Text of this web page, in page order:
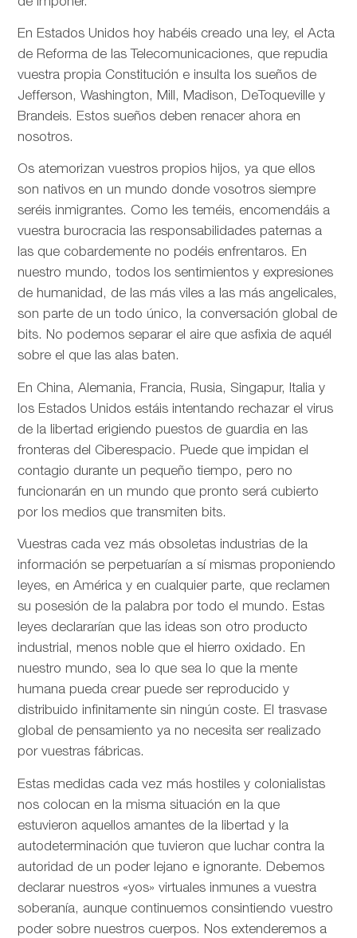
En Estados Unidos hoy habéis creado una ley, el Acta
de Reforma de las Telecomunicaciones, que repudia
vuestra propia Constitución e insulta los sueños de
Jefferson, Washington, Mill, Madison, DeToqueville y
Brandeis. Estos sueños deben renacer ahora en
nosotros.
Os atemorizan vuestros propios hijos, ya que ellos
son nativos en un mundo donde vosotros siempre
seréis inmigrantes. Como les teméis, encomendáis a
vuestra burocracia las responsabilidades paternas a
las que cobardemente no podéis enfrentaros. En
nuestro mundo, todos los sentimientos y expresiones
de humanidad, de las más viles a las más angelicales,
son parte de un todo único, la conversación global de
bits. No podemos separar el aire que asfixia de aquél
sobre el que las alas baten.
En China, Alemania, Francia, Rusia, Singapur, Italia y
los Estados Unidos estáis intentando rechazar el virus
de la libertad erigiendo puestos de guardia en las
fronteras del Ciberespacio. Puede que impidan el
contagio durante un pequeño tiempo, pero no
funcionarán en un mundo que pronto será cubierto
por los medios que transmiten bits.
Vuestras cada vez más obsoletas industrias de la
información se perpetuarían a sí mismas proponiendo
leyes, en América y en cualquier parte, que reclamen
su posesión de la palabra por todo el mundo. Estas
leyes declararían que las ideas son otro producto
industrial, menos noble que el hierro oxidado. En
nuestro mundo, sea lo que sea lo que la mente
humana pueda crear puede ser reproducido y
distribuido infinitamente sin ningún coste. El trasvase
global de pensamiento ya no necesita ser realizado
por vuestras fábricas.
Estas medidas cada vez más hostiles y colonialistas
nos colocan en la misma situación en la que
estuvieron aquellos amantes de la libertad y la
autodeterminación que tuvieron que luchar contra la
autoridad de un poder lejano e ignorante. Debemos
declarar nuestros «yos» virtuales inmunes a vuestra
soberanía, aunque continuemos consintiendo vuestro
poder sobre nuestros cuerpos. Nos extenderemos a